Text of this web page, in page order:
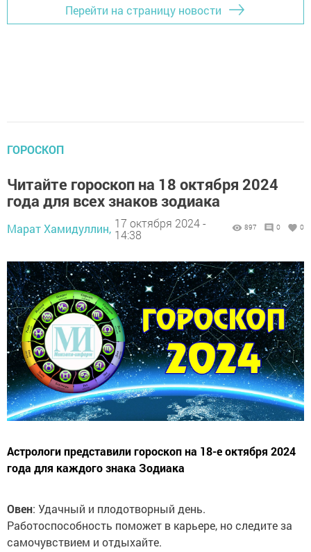
Перейти на страницу новости
ГОРОСКОП
Читайте гороскоп на 18 октября 2024
года для всех знаков зодиака
Марат Хамидуллин, 17 октября 2024 -
14:38
897 0 0
Астрологи представили гороскоп на 18-е октября 2024
года для каждого знака Зодиака
Овен: Удачный и плодотворный день.
Работоспособность поможет в карьере, но следите за
самочувствием и отдыхайте.